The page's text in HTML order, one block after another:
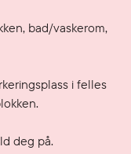
bad/vaskerom,
i felles
deg på.